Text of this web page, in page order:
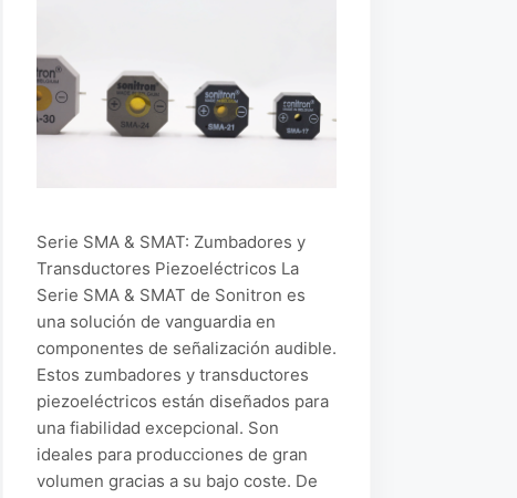
Serie SMA & SMAT: Zumbadores y
Transductores Piezoeléctricos La
Serie SMA & SMAT de Sonitron es
una solución de vanguardia en
componentes de señalización audible.
Estos zumbadores y transductores
piezoeléctricos están diseñados para
una fiabilidad excepcional. Son
ideales para producciones de gran
volumen gracias a su bajo coste. De